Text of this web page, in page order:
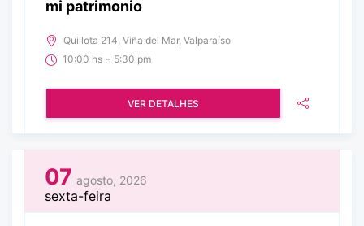
mi patrimonio
Quillota 214, Viña del Mar, Valparaíso
10:00 hs - 5:30 pm
VER DETALHES
07 agosto, 2026
sexta-feira